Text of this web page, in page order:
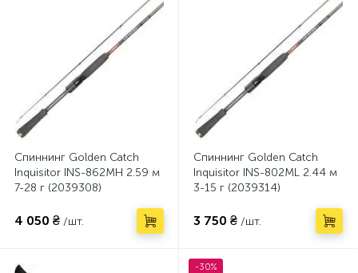
Спиннинг Golden Catch
Inquisitor INS-862MH 2.59 м
7-28 г (2039308)
4 050 ₴ /шт.
Спиннинг Golden Catch
Inquisitor INS-802ML 2.44 м
3-15 г (2039314)
3 750 ₴ /шт.
-30%